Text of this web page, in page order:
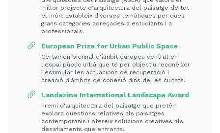
millor projecte d'arquitectura del paisatge de tot
el món. Estableix diverses temàtiques per dues
grans categories adreçades a estudiants i a
professionals.
European Prize for Urban Public Space
Certamen biennal d'àmbit europeu centrat en
l'espai públic urbà que té per objectiu reconèixer
i estimular les actuacions de recuperació i
creació d'àmbits de cohesió dins de les ciutats.
Landezine International Landscape Award
Premi d'arquitectura del paisatge que pretén
explora qüestions relatives als paisatges
contemporanis i ofereix solucions creatives als
desafiaments que enfronta.